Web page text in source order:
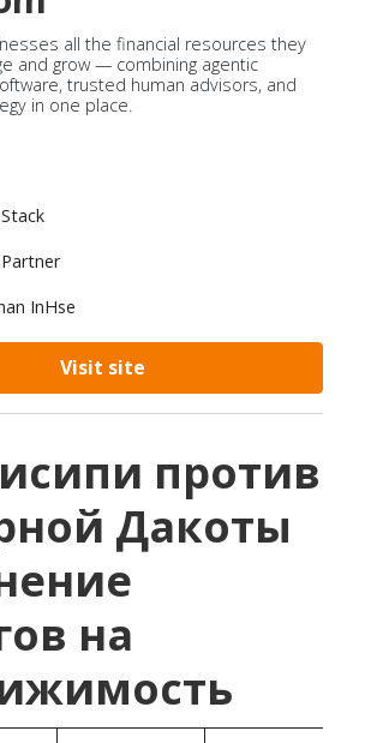
all the financial resources they
and grow — combining agentic
trusted human advisors, and
in one place.
InHse
Visit site
против
Дакоты
на